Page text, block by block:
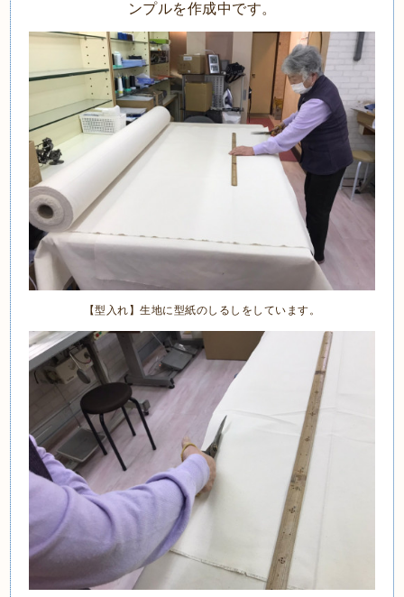
ンプルを作成中です。
【型入れ】生地に型紙のしるしをしています。